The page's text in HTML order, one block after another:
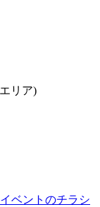
リア)
ベントのチラシ